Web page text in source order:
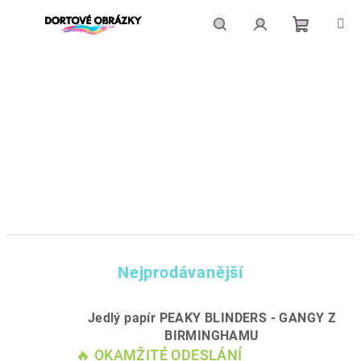
Nejprodávanější
Jedlý papír PEAKY BLINDERS - GANGY Z
BIRMINGHAMU
🔥 OKAMŽITÉ ODESLÁNÍ